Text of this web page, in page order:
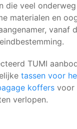
die veel onderweg
materialen en
vanaf
TUMI
tassen voor
koffers voor
verlopen.